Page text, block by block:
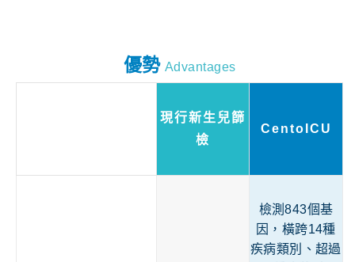
優勢 Advantages
現行新生兒篩
檢
CentoICU
檢測843個基
因，橫跨14種
疾病類別、超過